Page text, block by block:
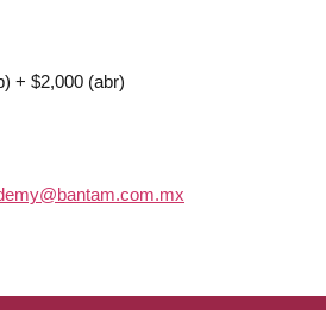
+ $2,000 (abr)